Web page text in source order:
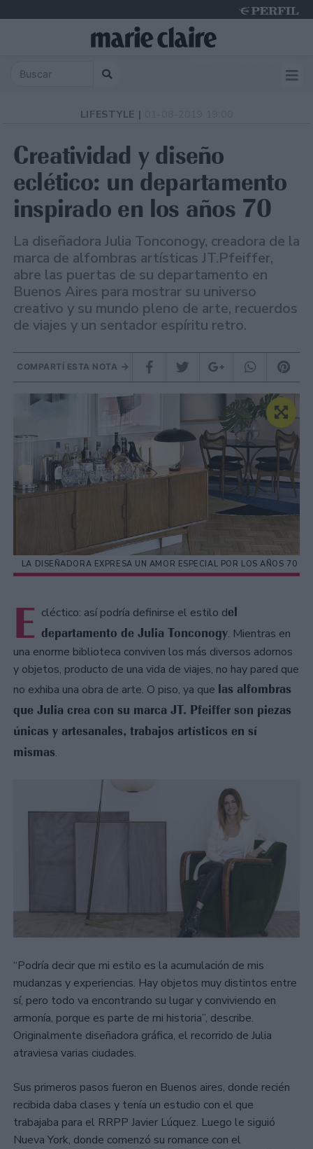
LIFESTYLE |
Creatividad y diseño
eclético: un departamento
inspirado en los años 70
La diseñadora Julia Tonconogy, creadora de la
marca de alfombras artísticas JT.Pfeiffer,
abre las puertas de su departamento en
Buenos Aires para mostrar su universo
creativo y su mundo pleno de arte, recuerdos
de viajes y un sentador espíritu retro.
COMPARTÍ ESTA NOTA
LA DISEÑADORA EXPRESA UN AMOR ESPECIAL POR LOS AÑOS 70
E cléctico: así podría definirse el estilo del
departamento de Julia Tonconogy. Mientras en
una enorme biblioteca conviven los más diversos adornos
y objetos, producto de una vida de viajes, no hay pared que
no exhiba una obra de arte. O piso, ya que las alfombras
que Julia crea con su marca JT. Pfeiffer son piezas
únicas y artesanales, trabajos artísticos en sí
mismas.
“Podría decir que mi estilo es la acumulación de mis
mudanzas y experiencias. Hay objetos muy distintos entre
sí, pero todo va encontrando su lugar y conviviendo en
armonía, porque es parte de mi historia”, describe.
Originalmente diseñadora gráfica, el recorrido de Julia
atraviesa varias ciudades.
Sus primeros pasos fueron en Buenos aires, donde recién
recibida daba clases y tenía un estudio con el que
trabajaba para el RRPP Javier Lúquez. Luego le siguió
Nueva York, donde comenzó su romance con el